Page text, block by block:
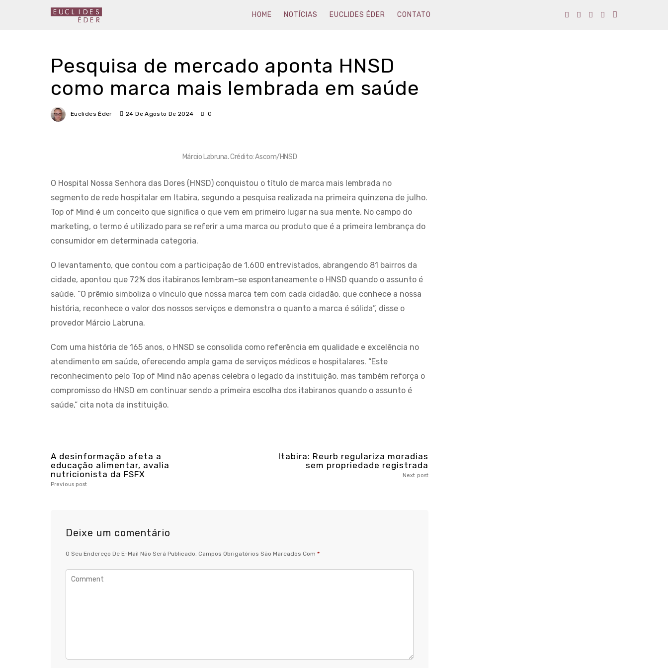
HOME NOTÍCIAS EUCLIDES ÉDER CONTATO
Pesquisa de mercado aponta HNSD
como marca mais lembrada em saúde
Euclides Éder 24 De Agosto De 2024 0
Márcio Labruna. Crédito: Ascom/HNSD
O Hospital Nossa Senhora das Dores (HNSD) conquistou o título de marca mais lembrada no
segmento de rede hospitalar em Itabira, segundo a pesquisa realizada na primeira quinzena de julho.
Top of Mind é um conceito que significa o que vem em primeiro lugar na sua mente. No campo do
marketing, o termo é utilizado para se referir a uma marca ou produto que é a primeira lembrança do
consumidor em determinada categoria.
O levantamento, que contou com a participação de 1.600 entrevistados, abrangendo 81 bairros da
cidade, apontou que 72% dos itabiranos lembram-se espontaneamente o HNSD quando o assunto é
saúde. “O prêmio simboliza o vínculo que nossa marca tem com cada cidadão, que conhece a nossa
história, reconhece o valor dos nossos serviços e demonstra o quanto a marca é sólida”, disse o
provedor Márcio Labruna.
Com uma história de 165 anos, o HNSD se consolida como referência em qualidade e excelência no
atendimento em saúde, oferecendo ampla gama de serviços médicos e hospitalares. “Este
reconhecimento pelo Top of Mind não apenas celebra o legado da instituição, mas também reforça o
compromisso do HNSD em continuar sendo a primeira escolha dos itabiranos quando o assunto é
saúde,” cita nota da instituição.
A desinformação afeta a
educação alimentar, avalia
nutricionista da FSFX
Previous post
Itabira: Reurb regulariza moradias
sem propriedade registrada
Next post
Deixe um comentário
O Seu Endereço De E-Mail Não Será Publicado. Campos Obrigatórios São Marcados Com *